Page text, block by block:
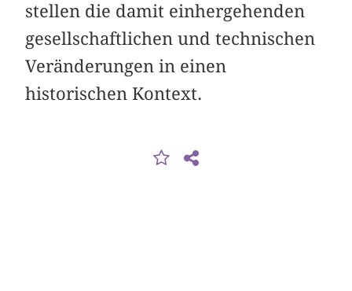
stellen die damit einhergehenden
gesellschaftlichen und technischen
Veränderungen in einen
historischen Kontext.